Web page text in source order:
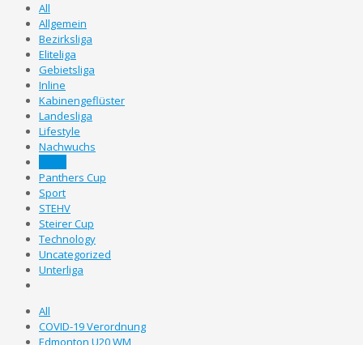
All
Allgemein
Bezirksliga
Eliteliga
Gebietsliga
Inline
Kabinengeflüster
Landesliga
Lifestyle
Nachwuchs
Panthers Cup
Sport
STEHV
Steirer Cup
Technology
Uncategorized
Unterliga
All
COVID-19 Verordnung
Edmonton U20 WM